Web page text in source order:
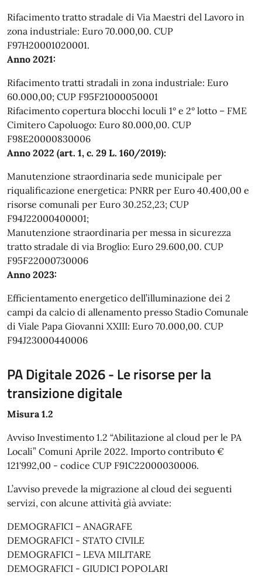
Rifacimento tratto stradale di Via Maestri del Lavoro in
zona industriale: Euro 70.000,00. CUP
F97H20001020001.
Anno 2021:
Rifacimento tratti stradali in zona industriale: Euro
60.000,00; CUP F95F21000050001
Rifacimento copertura blocchi loculi 1° e 2° lotto – FME
Cimitero Capoluogo: Euro 80.000,00. CUP
F98E20000830006
Anno 2022 (art. 1, c. 29 L. 160/2019):
Manutenzione straordinaria sede municipale per
riqualificazione energetica: PNRR per Euro 40.400,00 e
risorse comunali per Euro 30.252,23; CUP
F94J22000400001;
Manutenzione straordinaria per messa in sicurezza
tratto stradale di via Broglio: Euro 29.600,00. CUP
F95F22000730006
Anno 2023:
Efficientamento energetico dell’illuminazione dei 2
campi da calcio di allenamento presso Stadio Comunale
di Viale Papa Giovanni XXIII: Euro 70.000,00. CUP
F94J23000440006
PA Digitale 2026 - Le risorse per la
transizione digitale
Misura 1.2
Avviso Investimento 1.2 “Abilitazione al cloud per le PA
Locali” Comuni Aprile 2022. Importo contributo €
121'992,00 - codice CUP F91C22000030006.
L’avviso prevede la migrazione al cloud dei seguenti
servizi, con alcune attività già avviate:
DEMOGRAFICI – ANAGRAFE
DEMOGRAFICI - STATO CIVILE
DEMOGRAFICI – LEVA MILITARE
DEMOGRAFICI - GIUDICI POPOLARI